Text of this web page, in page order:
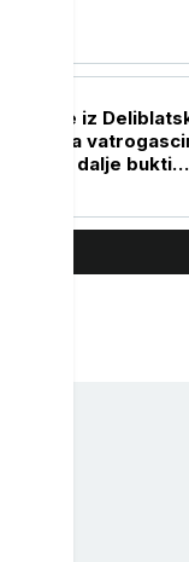
scene iz
sa
požar i dalje bukti